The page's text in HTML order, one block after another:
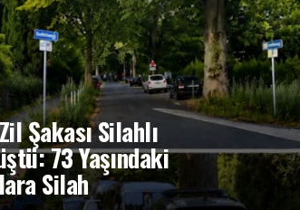
Şakası Silahlı
73 Yaşındaki
Silah